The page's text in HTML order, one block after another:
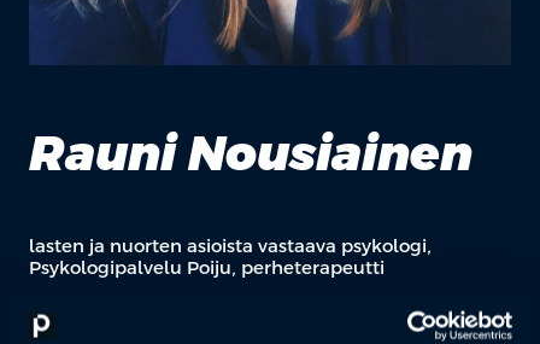
Rauni Nousiainen
lasten ja nuorten asioista vastaava psykologi,
Psykologipalvelu Poiju, perheterapeutti
Rauni on valmistunut psykologiksi vuonna 2000 ja tehnyt sen